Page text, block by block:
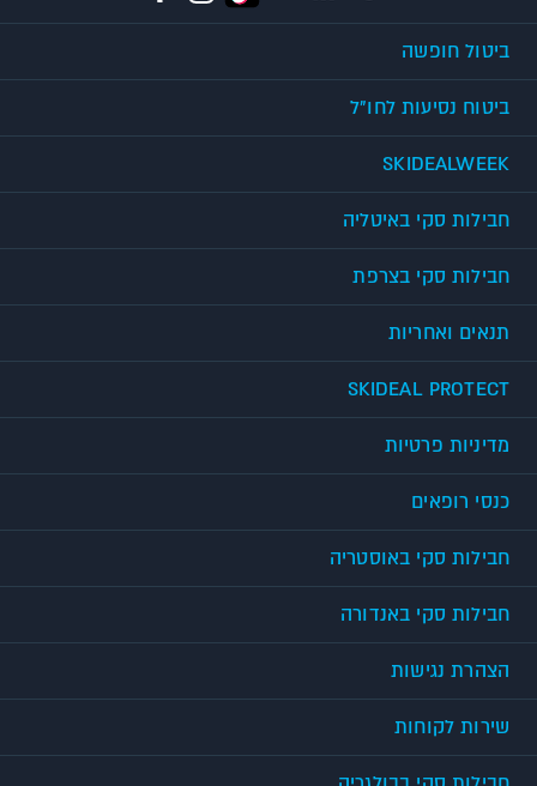
ביטול חופשה
ביטוח נסיעות לחו"ל
SKIDEALWEEK
חבילות סקי באיטליה
חבילות סקי בצרפת
תנאים ואחריות
SKIDEAL PROTECT
מדיניות פרטיות
כנסי רופאים
חבילות סקי באוסטריה
חבילות סקי באנדורה
הצהרת נגישות
שירות לקוחות